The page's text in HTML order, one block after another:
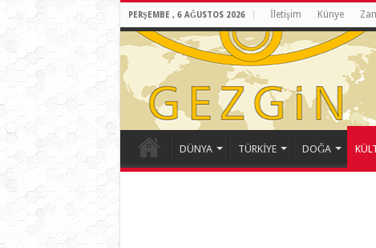
PERŞEMBE , 6 AĞUSTOS 2026 İletişim Künye
DÜNYA TÜRKİYE DOĞA